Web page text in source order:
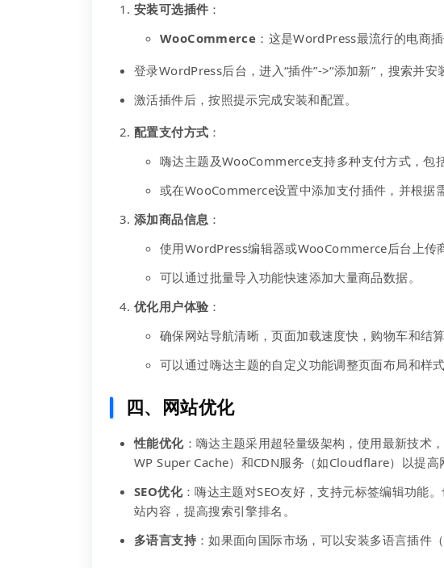
安装可选插件 ：
WooCommerce ：这是WordPress最流行的电商
登录WordPress后台，进入“插件”->“添加新”，搜索并安
激活插件后，按照提示完成安装和配置。
配置支付方式 ：
嗨达主题及WooCommerce支持多种支付方式，包
或在WooCommerce设置中添加支付插件，并根据
添加商品信息 ：
使用WordPress编辑器或WooCommerce后台上传
可以通过批量导入功能快速添加大量商品数据。
优化用户体验：
确保网站导航清晰，页面加载速度快，购物车和结算
可以通过嗨达主题的自定义功能调整页面布局和样
四、 网站优化
性能优化：嗨达主题采用超轻量级架构，使用最新技术
WP Super Cache）和CDN服务（如Cloudflare）以提高
SEO优化：嗨达主题对SEO友好，支持元标签编辑功能
站内容，提高搜索引擎排名。
多语言支持：如果面向国际市场，可以安装多语言插件